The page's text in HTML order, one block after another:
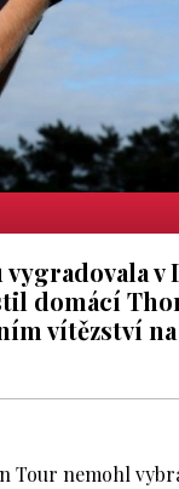
v
domácí
vítězství
Tour nemohl